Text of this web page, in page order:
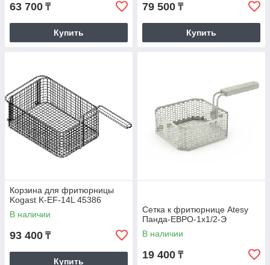
Бесплатная
Оперативность
Заявки обрабатываются в считанные минуты.
63 700 ₸
Купить
79 500 ₸
Купить
Корзина для фритюрницы
Kogast K-EF-14L 45386
В наличии
93 400 ₸
Купить
Сетка к фритюрнице Atesy
Панда-ЕВРО-1х1/2-Э
В наличии
19 400 ₸